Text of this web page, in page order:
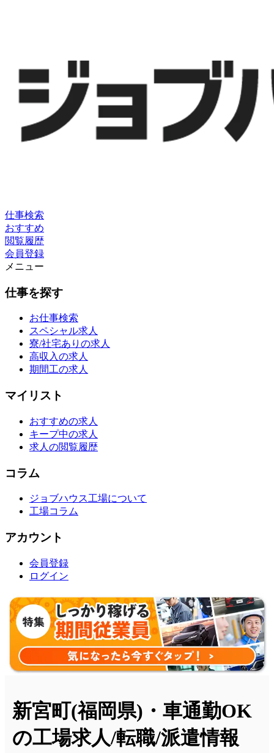
仕事検索
おすすめ
閲覧履歴
会員登録
メニュー
仕事を探す
お仕事検索
スペシャル求人
寮/社宅ありの求人
高収入の求人
期間工の求人
マイリスト
おすすめの求人
キープ中の求人
求人の閲覧履歴
コラム
ジョブハウス工場について
工場コラム
アカウント
会員登録
ログイン
新宮町(福岡県)・車通勤OK
の工場求人/転職/派遣情報